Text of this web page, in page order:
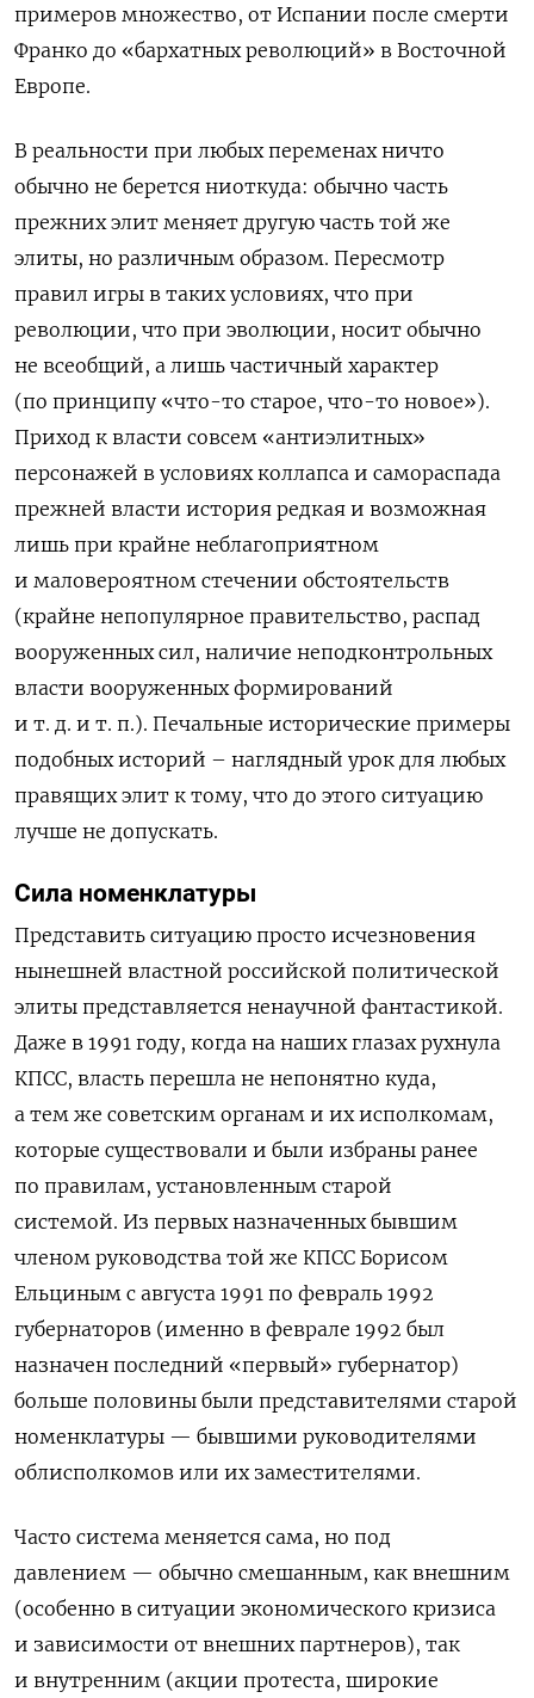
примеров множество, от Испании после смерти
Франко до «бархатных революций» в Восточной
Европе.
В реальности при любых переменах ничто
обычно не берется ниоткуда: обычно часть
прежних элит меняет другую часть той же
элиты, но различным образом. Пересмотр
правил игры в таких условиях, что при
революции, что при эволюции, носит обычно
не всеобщий, а лишь частичный характер
(по принципу «что-то старое, что-то новое»).
Приход к власти совсем «антиэлитных»
персонажей в условиях коллапса и самораспада
прежней власти история редкая и возможная
лишь при крайне неблагоприятном
и маловероятном стечении обстоятельств
(крайне непопулярное правительство, распад
вооруженных сил, наличие неподконтрольных
власти вооруженных формирований
и т. д. и т. п.). Печальные исторические примеры
подобных историй – наглядный урок для любых
правящих элит к тому, что до этого ситуацию
лучше не допускать.
Сила номенклатуры
Представить ситуацию просто исчезновения
нынешней властной российской политической
элиты представляется ненаучной фантастикой.
Даже в 1991 году, когда на наших глазах рухнула
КПСС, власть перешла не непонятно куда,
а тем же советским органам и их исполкомам,
которые существовали и были избраны ранее
по правилам, установленным старой
системой. Из первых назначенных бывшим
членом руководства той же КПСС Борисом
Ельциным с августа 1991 по февраль 1992
губернаторов (именно в феврале 1992 был
назначен последний «первый» губернатор)
больше половины были представителями старой
номенклатуры — бывшими руководителями
облисполкомов или их заместителями.
Часто система меняется сама, но под
давлением — обычно смешанным, как внешним
(особенно в ситуации экономического кризиса
и зависимости от внешних партнеров), так
и внутренним (акции протеста, широкие